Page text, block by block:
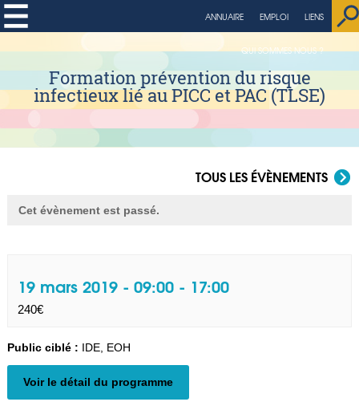
LIENS
EMPLOI
ANNUAIRE
QUI SOMMES NOUS ?
Formation prévention du risque
infectieux lié au PICC et PAC (TLSE)
TOUS LES ÉVÈNEMENTS
Cet évènement est passé.
19 mars 2019 - 09:00- 17:00
240€
Navigation Évènement
Public ciblé : IDE, EOH
Voir le détail du programme